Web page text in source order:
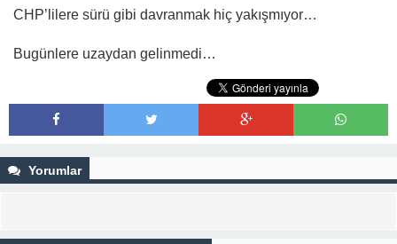
CHP’lilere sürü gibi davranmak hiç yakışmıyor…
Bugünlere uzaydan gelinmedi…
Yorumlar